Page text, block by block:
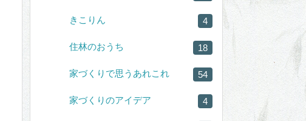
きこりん 4
住林のおうち 18
家づくりで思うあれこれ 54
家づくりのアイデア 4